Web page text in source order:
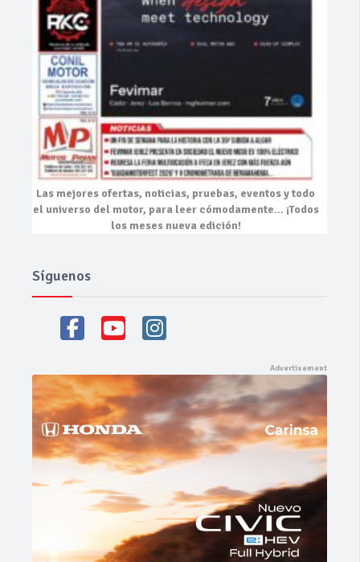
Las mejores ofertas, noticias, pruebas, eventosy todo
el universo del motor, para leer cómodamente… ¡Todos
los meses nueva edición!
Síguenos